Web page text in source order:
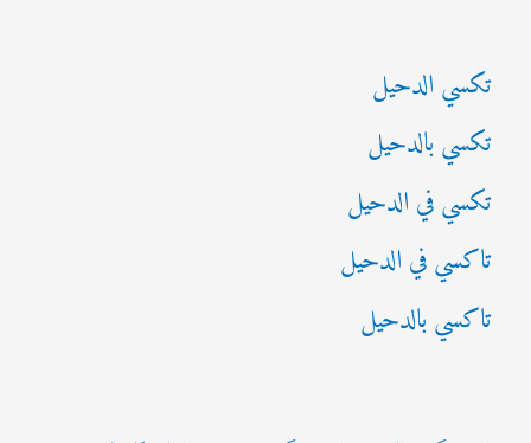
:تكسي الدحيل
تكسي بالدحيل
تكسي في الدحيل
تاكسي في الدحيل
تاكسي بالدحيل